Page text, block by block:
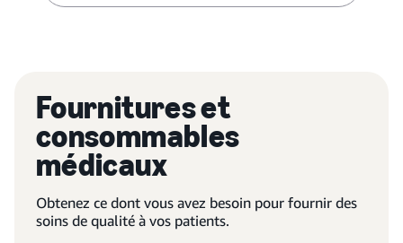
Fournitures et
consommables
médicaux
Obtenez ce dont vous avez besoin pour fournir des
soins de qualité à vos patients.